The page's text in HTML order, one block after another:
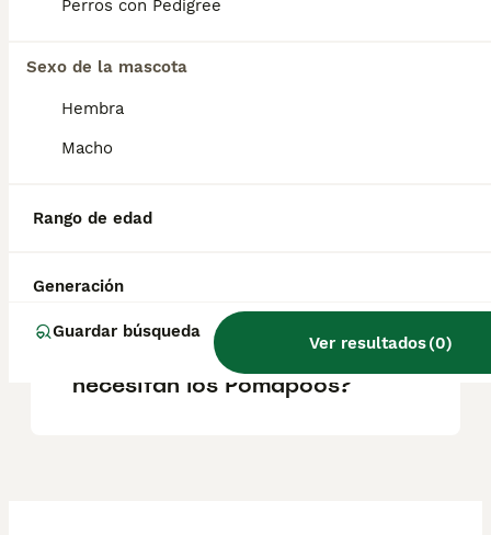
Perros con Pedigree
Sexo de la mascota
Hembra
Macho
Rango de edad
Generación
Guardar búsqueda
Ver resultados(0)
Caniche. Son perros leales, amigables e
personas que buscan un compañero
¿Cuánto cuesta un perro
¿Cómo son los pomapoos?
¿Qué cuidados especiales
necesitan los Pomapoos?